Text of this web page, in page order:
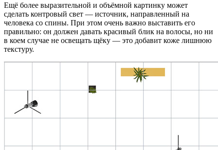
Ещё более выразительной и объёмной картинку может
сделать контровый свет — источник, направленный на
человека со спины. При этом очень важно выставить его
правильно: он должен давать красивый блик на волосы, но ни
в коем случае не освещать щёку — это добавит коже лишнюю
текстуру.